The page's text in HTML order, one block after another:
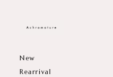
New
Rearrival